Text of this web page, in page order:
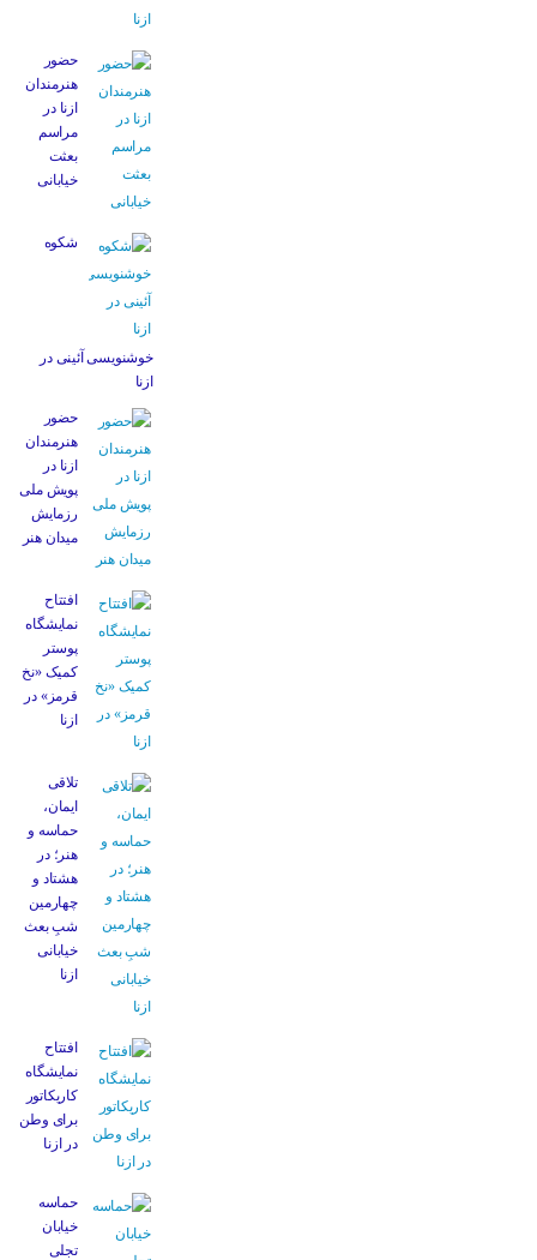
حضور
هنرمندان
ازنا در
مراسم
بعثت
خیابانی
شکوه
خوشنویسی آئینی در
ازنا
حضور
هنرمندان
ازنا در
پویش ملی
رزمایش
میدان هنر
افتتاح
نمایشگاه
پوستر
کمیک «نخ
قرمز» در
ازنا
تلاقی
ایمان،
حماسه و
هنر؛ در
هشتاد و
چهارمین
شبِ بعث
خیابانی
ازنا
افتتاح
نمایشگاه
کاریکاتور
برای وطن
در ازنا
حماسه
خیابان
تجلی